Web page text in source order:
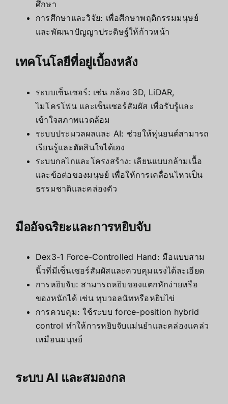
ศึกษา
การศึกษาและวิจัย: เพื่อศึกษาพฤติกรรมมนุษย์
และพัฒนาปัญญาประดิษฐ์ให้ก้าวหน้า
เทคโนโลยีที่อยู่เบื้องหลัง
ระบบเซ็นเซอร์: เช่น กล้อง 3D, LiDAR,
ไมโครโฟน และเซ็นเซอร์สัมผัส เพื่อรับรู้และ
เข้าใจสภาพแวดล้อม
ระบบประมวลผลและ AI: ช่วยให้หุ่นยนต์สามารถ
เรียนรู้และตัดสินใจได้เอง
ระบบกลไกและโครงสร้าง: เลียนแบบกล้ามเนื้อ
และข้อต่อของมนุษย์ เพื่อให้การเคลื่อนไหวเป็น
ธรรมชาติและคล่องตัว
มืออัจฉริยะและการหยิบจับ
Dex3-1 Force-Controlled Hand: มือแบบสาม
นิ้วที่มีเซ็นเซอร์สัมผัสและควบคุมแรงได้ละเอียด
การหยิบจับ: สามารถหยิบของแตกหักง่ายหรือ
ของหนักได้ เช่น ทุบวอลนัทหรือหยิบไข่
การควบคุม: ใช้ระบบ force-position hybrid
control ทำให้การหยิบจับแม่นยำและคล่องแคล่ว
เหมือนมนุษย์
ระบบ AI และสมองกล